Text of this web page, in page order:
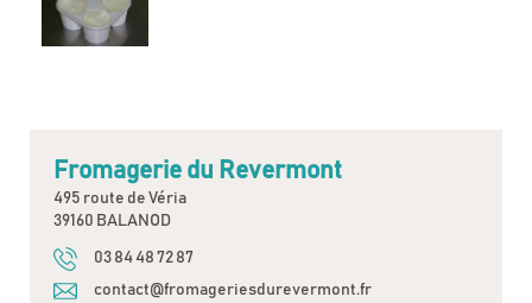
Fromagerie du Revermont
495 route de Véria
39160 BALANOD
03 84 48 72 87
contact@fromageriesdurevermont.fr